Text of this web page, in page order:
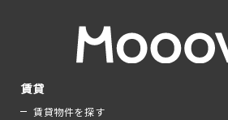
賃貸
賃貸物件を探す